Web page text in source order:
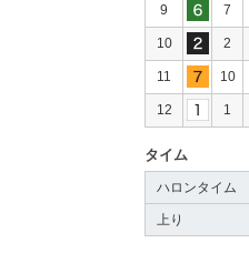
9 7
10 2
11 10
12 1
タイム
ハロンタイム
上り